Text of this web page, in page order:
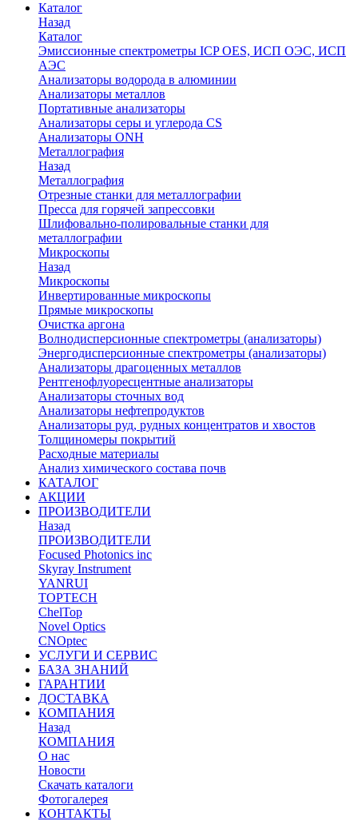
Каталог
Назад
Каталог
Эмиссионные спектрометры ICP OES, ИСП ОЭС, ИСП
АЭС
Анализаторы водорода в алюминии
Анализаторы металлов
Портативные анализаторы
Анализаторы серы и углерода CS
Анализаторы ONH
Металлография
Назад
Металлография
Отрезные станки для металлографии
Пресса для горячей запрессовки
Шлифовально-полировальные станки для
металлографии
Микроскопы
Назад
Микроскопы
Инвертированные микроскопы
Прямые микроскопы
Очистка аргона
Волнодисперсионные спектрометры (анализаторы)
Энергодисперсионные спектрометры (анализаторы)
Анализаторы драгоценных металлов
Рентгенофлуоресцентные анализаторы
Анализаторы сточных вод
Анализаторы нефтепродуктов
Анализаторы руд, рудных концентратов и хвостов
Толщиномеры покрытий
Расходные материалы
Анализ химического состава почв
КАТАЛОГ
АКЦИИ
ПРОИЗВОДИТЕЛИ
Назад
ПРОИЗВОДИТЕЛИ
Focused Photonics inc
Skyray Instrument
YANRUI
TOPTECH
ChelTop
Novel Optics
CNOptec
УСЛУГИ И СЕРВИС
БАЗА ЗНАНИЙ
ГАРАНТИИ
ДОСТАВКА
КОМПАНИЯ
Назад
КОМПАНИЯ
О нас
Новости
Скачать каталоги
Фотогалерея
КОНТАКТЫ